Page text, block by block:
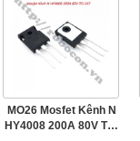
MO26 Mosfet Kênh N
HY4008 200A 80V TO-